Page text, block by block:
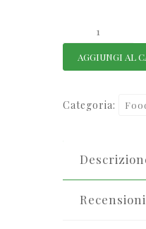
Grilled
Meat
quantità
AGGIUNGI AL
Categoria: